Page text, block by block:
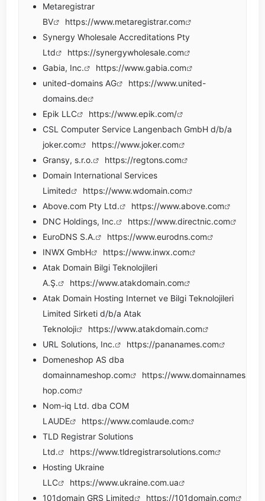
Metaregistrar
BV
https://www.metaregistrar.com
Synergy Wholesale Accreditations Pty
Ltd
https://synergywholesale.com
Gabia, Inc.
https://www.gabia.com
united-domains AG
https://www.united-
domains.de
Epik LLC
https://www.epik.com/
CSL Computer Service Langenbach GmbH d/b/a
joker.com
https://www.joker.com
Gransy, s.r.o.
https://regtons.com
Domain International Services
Limited
https://www.wdomain.com
Above.com Pty Ltd.
https://www.above.com
DNC Holdings, Inc.
https://www.directnic.com
EuroDNS S.A.
https://www.eurodns.com
INWX GmbH
https://www.inwx.com
Atak Domain Bilgi Teknolojileri
A.Ş.
https://www.atakdomain.com
Atak Domain Hosting Internet ve Bilgi Teknolojileri
Limited Sirketi d/b/a Atak
Teknoloji
https://www.atakdomain.com
URL Solutions, Inc.
https://pananames.com
Domeneshop AS dba
domainnameshop.com
https://www.domainnames
hop.com
Nom-iq Ltd. dba COM
LAUDE
https://www.comlaude.com
TLD Registrar Solutions
Ltd.
https://www.tldregistrarsolutions.com
Hosting Ukraine
LLC
https://www.ukraine.com.ua
101domain GRS Limited
https://101domain.com